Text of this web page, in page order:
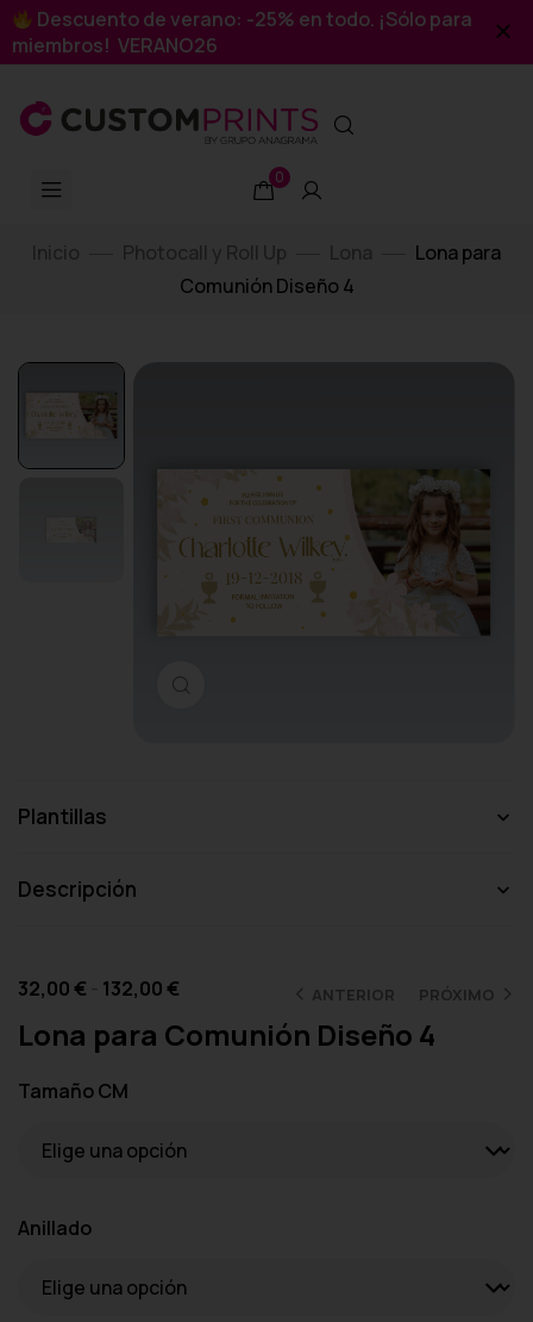
Descuento de verano: -25% en todo. ¡Sólo para
miembros! VERANO26
0
Inicio Photocall y Roll Up Lona
Lona para
Comunión Diseño 4
Plantillas
Descripción
ANTERIOR PRÓXIMO
32,00€ 132,00€
Lona para Comunión Diseño 4
Tamaño CM
Anillado